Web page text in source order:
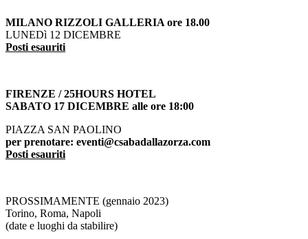
MILANO RIZZOLI GALLERIA ore 18.00
LUNEDì 12 DICEMBRE
Posti esauriti
FIRENZE / 25HOURS HOTEL
SABATO 17 DICEMBRE alle ore 18:00
PIAZZA SAN PAOLINO
per prenotare: eventi@csabadallazorza.com
Posti esauriti
PROSSIMAMENTE (gennaio 2023)
Torino, Roma, Napoli
(date e luoghi da stabilire)